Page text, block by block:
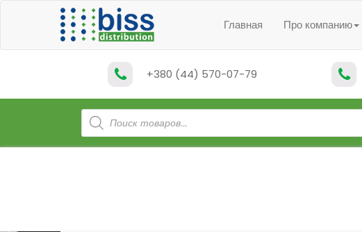
Главная Про компанию
+380 (44) 570-07-79
Поиск
товаров